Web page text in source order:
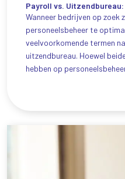
Payroll vs.
Wanneer bedrijven op zoek
personeelsbeheer te
veelvoorkomende termen
uitzendbureau. Hoewel
hebben op